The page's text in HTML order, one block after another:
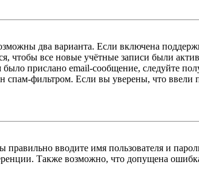
два варианта. Если включена
чтобы все новые учётные записи были
прислано email-сообщение, следуйте
фильтром. Если вы уверены, что ввели
вводите имя пользователя и
Также возможно, что допущена